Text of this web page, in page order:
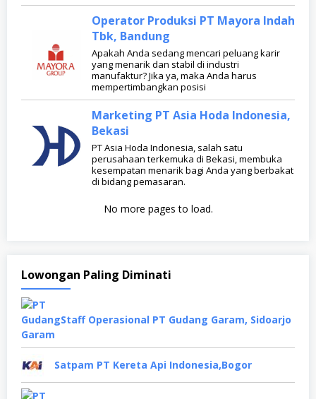
Operator Produksi PT Mayora Indah
Tbk, Bandung
Apakah Anda sedang mencari peluang karir
yang menarik dan stabil di industri
manufaktur? Jika ya, maka Anda harus
mempertimbangkan posisi
Marketing PT Asia Hoda Indonesia,
Bekasi
PT Asia Hoda Indonesia, salah satu
perusahaan terkemuka di Bekasi, membuka
kesempatan menarik bagi Anda yang berbakat
di bidang pemasaran.
No more pages to load.
Lowongan Paling Diminati
Staff Operasional PT Gudang Garam, Sidoarjo
Satpam PT Kereta Api Indonesia,Bogor